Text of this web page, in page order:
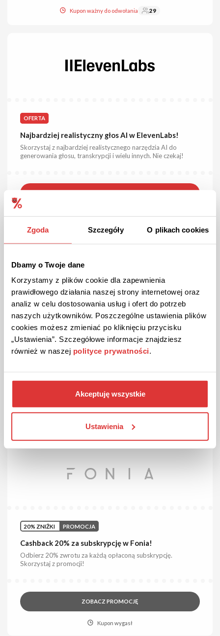
Zgoda Szczegóły O plikach cookies
Dbamy o Twoje dane
Korzystamy z plików cookie dla zapewnienia
prawidłowego działania naszej strony internetowej oraz
analiz w celu dostosowania usług i ofert do potrzeb
naszych użytkowników. Poszczególne ustawienia plików
cookies możesz zmieniać po kliknięciu przycisku
„Ustawienia”. Szczegółowe informacje znajdziesz
również w naszej polityce prywatności.
Akceptuję wszystkie
Ustawienia
Kupon ważny do odwołania 29
OFERTA
Najbardziej realistyczny głos AI w ElevenLabs!
Skorzystaj z najbardziej realistycznego narzędzia AI do
generowania głosu, transkrypcji i wielu innych. Nie czekaj!
Kupon ważny do odwołania 3
GRATIS PROMOCJA
2 miesiące gratis w subskrypcji rocznej w Fonia!
Zamów subskrypcję roczną, a nie zapłacisz za 2 miesiące
ZOBACZ PROMOCJĘ
20% ZNIŻKI PROMOCJA
Cashback 20% za subskrypcję w Fonia!
Odbierz 20% zwrotu za każdą opłaconą subskrypcję.
Skorzystaj z promocji!
ZOBACZ PROMOCJĘ
Kupon wygasł